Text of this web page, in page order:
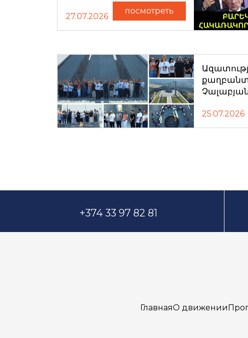
27.07.2026
посмотреть
25.07.2026
+374 33 97 82 81
ГлавнаяО движении